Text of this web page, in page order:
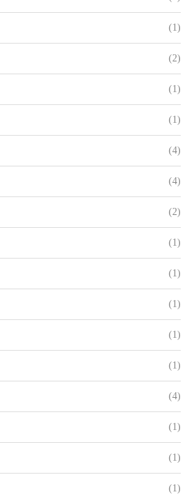
(1)
(2)
(1)
(1)
(4)
(4)
(2)
(1)
(1)
(1)
(1)
(1)
(4)
(1)
(1)
(1)